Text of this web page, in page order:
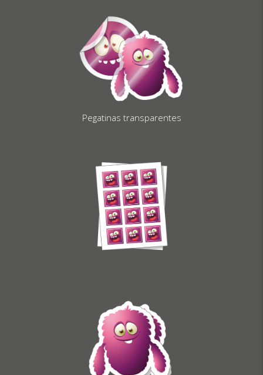
Pegatinas transparentes